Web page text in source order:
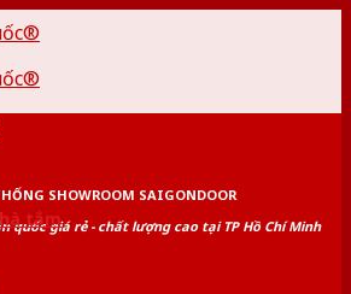
SHOWROOM SAIGONDOOR
quốc giá rẻ - chất lượng cao tại TP Hồ Chí Minh
tắm